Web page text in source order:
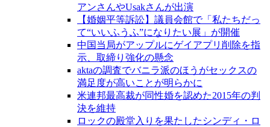
アンさんやUsakさんが出演
【婚姻平等訴訟】議員会館で「私たちだっ
て“いいふうふ”になりたい展」が開催
中国当局がアップルにゲイアプリ削除を指
示、取締り強化の懸念
aktaの調査でバニラ派のほうがセックスの
満足度が高いことが明らかに
米連邦最高裁が同性婚を認めた2015年の判
決を維持
ロックの殿堂入りを果たしたシンディ・ロ